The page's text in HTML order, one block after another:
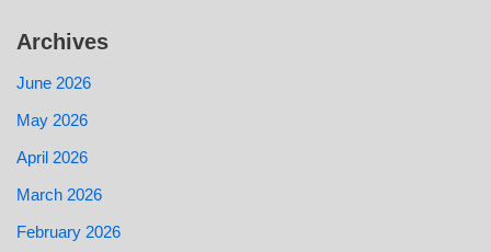
Archives
June 2026
May 2026
April 2026
March 2026
February 2026